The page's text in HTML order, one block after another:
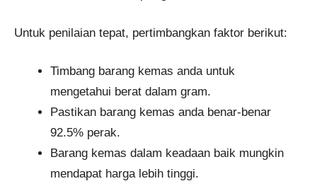
Untuk penilaian tepat, pertimbangkan faktor berikut:
Timbang barang kemas anda untuk
mengetahui berat dalam gram.
Pastikan barang kemas anda benar-benar
92.5% perak.
Barang kemas dalam keadaan baik mungkin
mendapat harga lebih tinggi.